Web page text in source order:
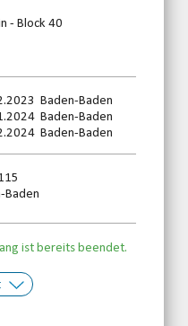
- Block 40
Baden-Baden
Baden-Baden
Baden-Baden
Baden
ist bereits beendet.